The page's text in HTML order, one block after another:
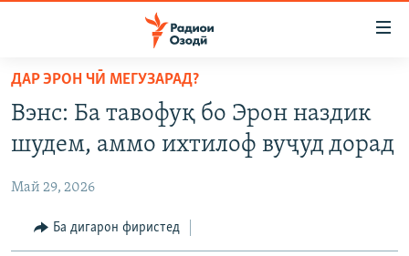
Ҷаҳиш
мояи
аслӣ
Ҷаҳиш
ба
ҶОМЕА
ҚАЗИЯИ "КРОКУС"
РӮЗГОРИ МУҲОҶИР
САЛОМ, ХОҲАР
ТАҲҚИҚОТ
ДАР ЭРОН ЧӢ МЕГУЗАРАД?
Вэнс: Ба тавофуқ бо Эрон наздик
шудем, аммо ихтилоф вуҷуд дорад
Май 29, 2026
Ба дигарон фиристед